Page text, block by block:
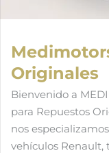
Originales
Bienvenido a
para Repuestos
nos
vehículos Renault,